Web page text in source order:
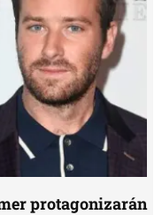
protagonizarán